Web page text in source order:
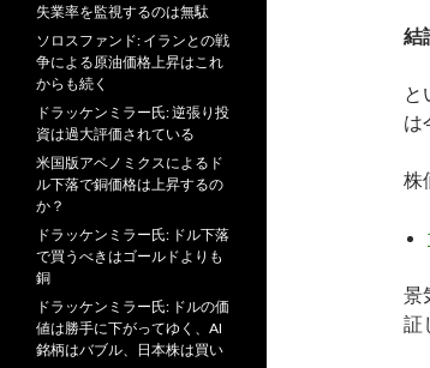
結
と
は
株
景
証
失業率を監視するのは無駄
ソロスファンド: イランとの戦
争による原油価格上昇はこれ
からも続く
ドラッケンミラー氏: 逆張り投
資は過大評価されている
米国版アベノミクスによるド
ル下落で銅価格は上昇するの
か？
ドラッケンミラー氏: ドル下落
で買うべきはゴールドよりも
銅
ドラッケンミラー氏: ドルの価
値は勝手に下がってゆく、AI
銘柄はバブル、日本株は買い